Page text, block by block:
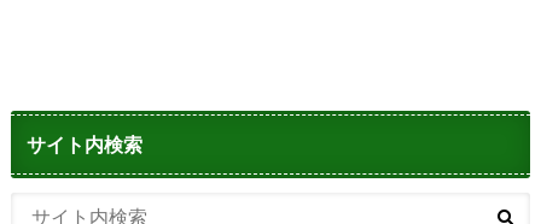
サイト内検索